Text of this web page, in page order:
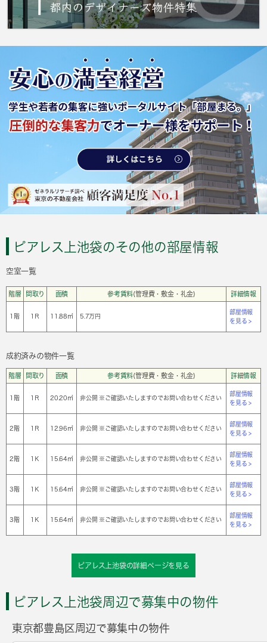
ピアレス上池袋のその他の部屋情報
空室一覧
階層 間取り 面積 参考賃料(管理費・敷金・礼金) 詳細情報
1階 1Ｒ 11.88㎡ 5.7万円
部屋情報
を見る >
成約済みの物件一覧
階層 間取り 面積 参考賃料(管理費・敷金・礼金) 詳細情報
1階 1Ｒ 20.20㎡ 非公開 ※ご確認いたしますのでお問い合わせください
部屋情報
を見る >
2階 1Ｒ 12.96㎡ 非公開 ※ご確認いたしますのでお問い合わせください
部屋情報
を見る >
2階 1Ｋ 15.64㎡ 非公開 ※ご確認いたしますのでお問い合わせください
部屋情報
を見る >
3階 1Ｋ 15.64㎡ 非公開 ※ご確認いたしますのでお問い合わせください
部屋情報
を見る >
3階 1Ｋ 15.64㎡ 非公開 ※ご確認いたしますのでお問い合わせください
部屋情報
を見る >
ピアレス上池袋の詳細ページを見る
ピアレス上池袋周辺で募集中の物件
東京都豊島区周辺で募集中の物件